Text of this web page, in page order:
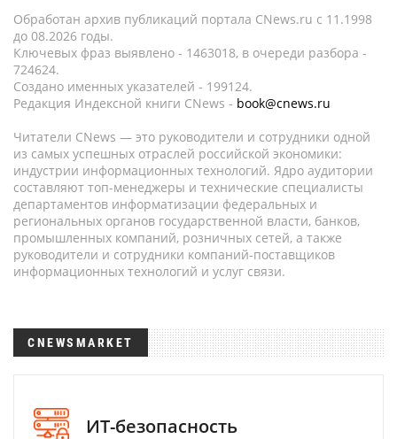
Обработан архив публикаций портала CNews.ru c 11.1998
до 08.2026 годы.
Ключевых фраз выявлено - 1463018, в очереди разбора -
724624.
Создано именных указателей - 199124.
Редакция Индексной книги CNews - book@cnews.ru
Читатели CNews — это руководители и сотрудники одной
из самых успешных отраслей российской экономики:
индустрии информационных технологий. Ядро аудитории
составляют топ-менеджеры и технические специалисты
департаментов информатизации федеральных и
региональных органов государственной власти, банков,
промышленных компаний, розничных сетей, а также
руководители и сотрудники компаний-поставщиков
информационных технологий и услуг связи.
CNEWSMARKET
ИТ-безопасность